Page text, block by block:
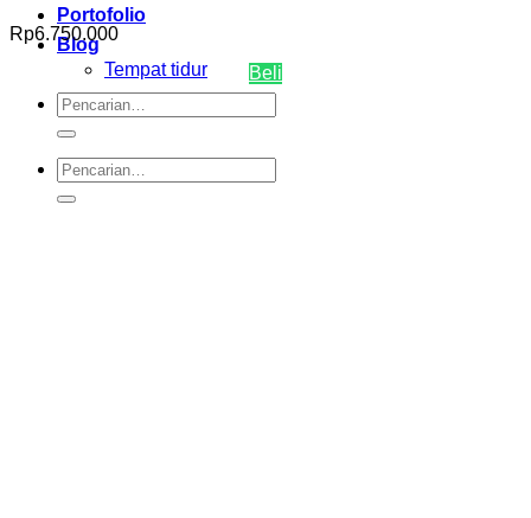
Portofolio
Blog
Tempat tidur
Pencarian
untuk:
Pencarian
untuk:
Rp6.750.000
Beli